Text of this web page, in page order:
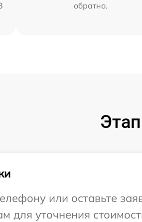
обратно.
или оставьте
для уточнения